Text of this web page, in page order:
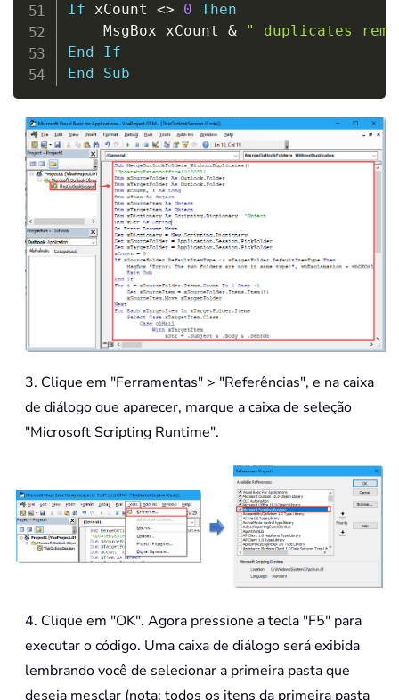
If xCount <> 0 Then
    MsgBox xCount
&
" duplicates
End
If
End
Sub
3. Clique em "Ferramentas" > "Referências", e na caixa
de diálogo que aparecer, marque a caixa de seleção
"Microsoft Scripting Runtime".
4. Clique em "OK". Agora pressione a tecla "F5" para
executar o código. Uma caixa de diálogo será exibida
lembrando você de selecionar a primeira pasta que
deseja mesclar (nota: todos os itens da primeira pasta